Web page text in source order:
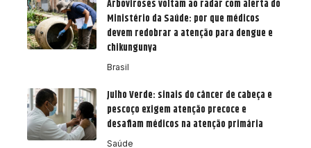
Arboviroses voltam ao radar com alerta do
Ministério da Saúde: por que médicos
devem redobrar a atenção para dengue e
chikungunya
Brasil
Julho Verde: sinais do câncer de cabeça e
pescoço exigem atenção precoce e
desafiam médicos na atenção primária
Saúde